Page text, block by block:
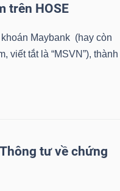
trên HOSE
Maybank (hay còn
viết tắt là “MSVN”), thành
tư về chứng